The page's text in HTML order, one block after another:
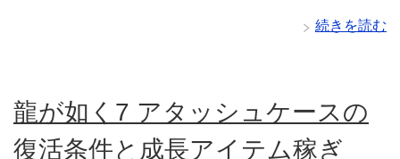
続きを読む
龍が如く7 アタッシュケースの
復活条件と成長アイテム稼ぎ